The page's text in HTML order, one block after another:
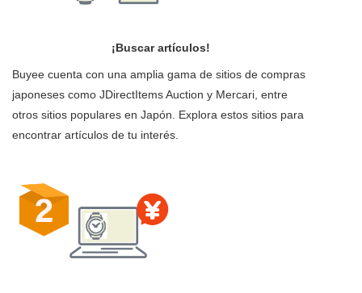
¡Buscar artículos!
Buyee cuenta con una amplia gama de sitios de compras
japoneses como JDirectItems Auction y Mercari, entre
otros sitios populares en Japón. Explora estos sitios para
encontrar artículos de tu interés.